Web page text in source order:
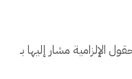
الإلزامية مشار إليها بـ